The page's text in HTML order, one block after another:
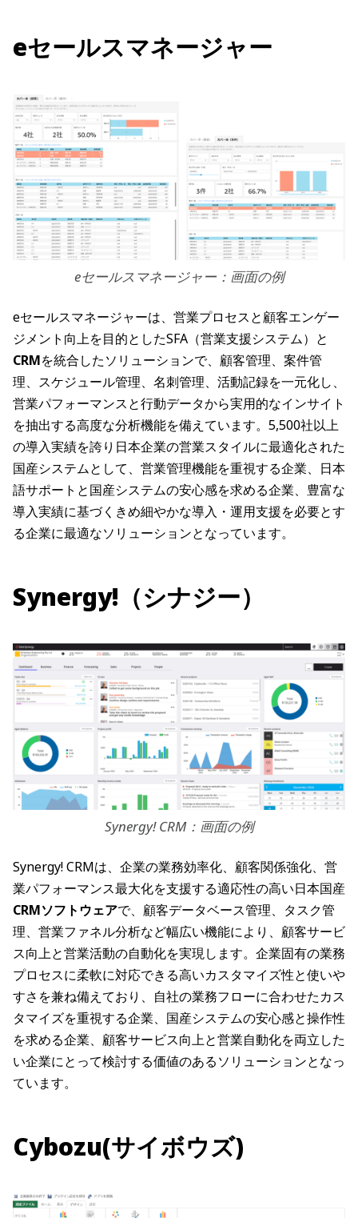
eセールスマネージャー
eセールスマネージャー：画面の例
eセールスマネージャーは、営業プロセスと顧客エンゲー
ジメント向上を目的としたSFA（営業支援システム）と
CRMを統合したソリューションで、顧客管理、案件管
理、スケジュール管理、名刺管理、活動記録を一元化し、
営業パフォーマンスと行動データから実用的なインサイト
を抽出する高度な分析機能を備えています。5,500社以上
の導入実績を誇り日本企業の営業スタイルに最適化された
国産システムとして、営業管理機能を重視する企業、日本
語サポートと国産システムの安心感を求める企業、豊富な
導入実績に基づくきめ細やかな導入・運用支援を必要とす
る企業に最適なソリューションとなっています。
Synergy!（シナジー）
Synergy! CRM：画面の例
Synergy! CRMは、企業の業務効率化、顧客関係強化、営
業パフォーマンス最大化を支援する適応性の高い日本国産
CRMソフトウェアで、顧客データベース管理、タスク管
理、営業ファネル分析など幅広い機能により、顧客サービ
ス向上と営業活動の自動化を実現します。企業固有の業務
プロセスに柔軟に対応できる高いカスタマイズ性と使いや
すさを兼ね備えており、自社の業務フローに合わせたカス
タマイズを重視する企業、国産システムの安心感と操作性
を求める企業、顧客サービス向上と営業自動化を両立した
い企業にとって検討する価値のあるソリューションとなっ
ています。
Cybozu(サイボウズ)